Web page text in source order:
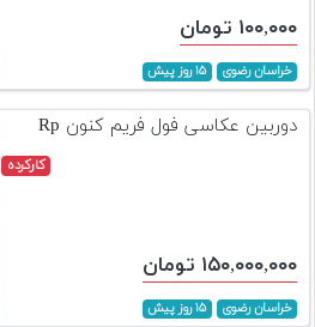
۱۰۰,۰۰۰ تومان
خراسان رضوی ۱۵ روز پیش
دوربین عکاسی فول فریم کنون Rp
کارکرده
۱۵۰,۰۰۰,۰۰۰ تومان
خراسان رضوی ۱۵ روز پیش